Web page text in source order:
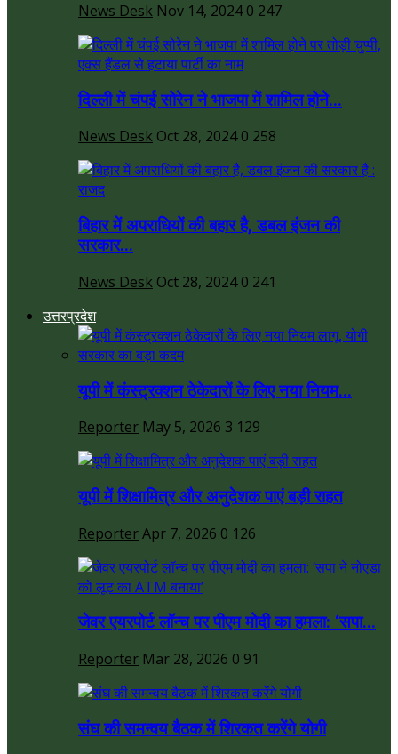
News Desk Nov 14, 2024 0 247
दिल्ली में चंपई सोरेन ने भाजपा में शामिल होने...
News Desk Oct 28, 2024 0 258
बिहार में अपराधियों की बहार है, डबल इंजन की
सरकार...
News Desk Oct 28, 2024 0 241
उत्तरप्रदेश
यूपी में कंस्ट्रक्शन ठेकेदारों के लिए नया नियम...
Reporter May 5, 2026 3 129
यूपी में शिक्षामित्र और अनुदेशक पाएं बड़ी राहत
ReporterApr 7, 2026 0 126
जेवर एयरपोर्ट लॉन्च पर पीएम मोदी का हमला: ‘सपा...
Reporter Mar 28, 2026 0 91
संघ की समन्वय बैठक में शिरकत करेंगे योगी